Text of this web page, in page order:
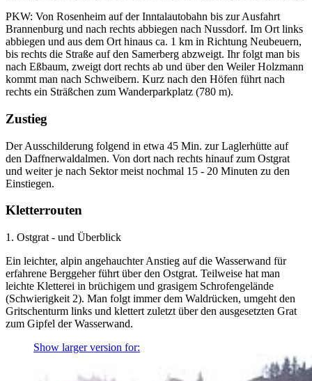
PKW: Von Rosenheim auf der Inntalautobahn bis zur Ausfahrt
Brannenburg und nach rechts abbiegen nach Nussdorf. Im Ort links
abbiegen und aus dem Ort hinaus ca. 1 km in Richtung Neubeuern,
bis rechts die Straße auf den Samerberg abzweigt. Ihr folgt man bis
nach Eßbaum, zweigt dort rechts ab und über den Weiler Holzmann
kommt man nach Schweibern. Kurz nach den Höfen führt nach
rechts ein Sträßchen zum Wanderparkplatz (780 m).
Zustieg
Der Ausschilderung folgend in etwa 45 Min. zur Laglerhütte auf
den Daffnerwaldalmen. Von dort nach rechts hinauf zum Ostgrat
und weiter je nach Sektor meist nochmal 15 - 20 Minuten zu den
Einstiegen.
Kletterrouten
1. Ostgrat - und Überblick
Ein leichter, alpin angehauchter Anstieg auf die Wasserwand für
erfahrene Berggeher führt über den Ostgrat. Teilweise hat man
leichte Kletterei in brüchigem und grasigem Schrofengelände
(Schwierigkeit 2). Man folgt immer dem Waldrücken, umgeht den
Gritschenturm links und klettert zuletzt über den ausgesetzten Grat
zum Gipfel der Wasserwand.
Show larger version for: